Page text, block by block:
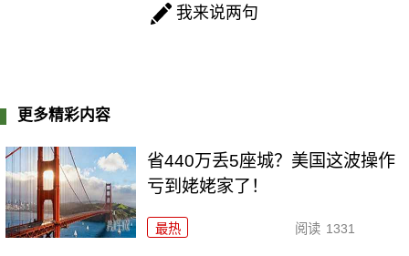
我来说两句
更多精彩内容
省440万丢5座城？美国这波操作
亏到姥姥家了！
最热 阅读 1331